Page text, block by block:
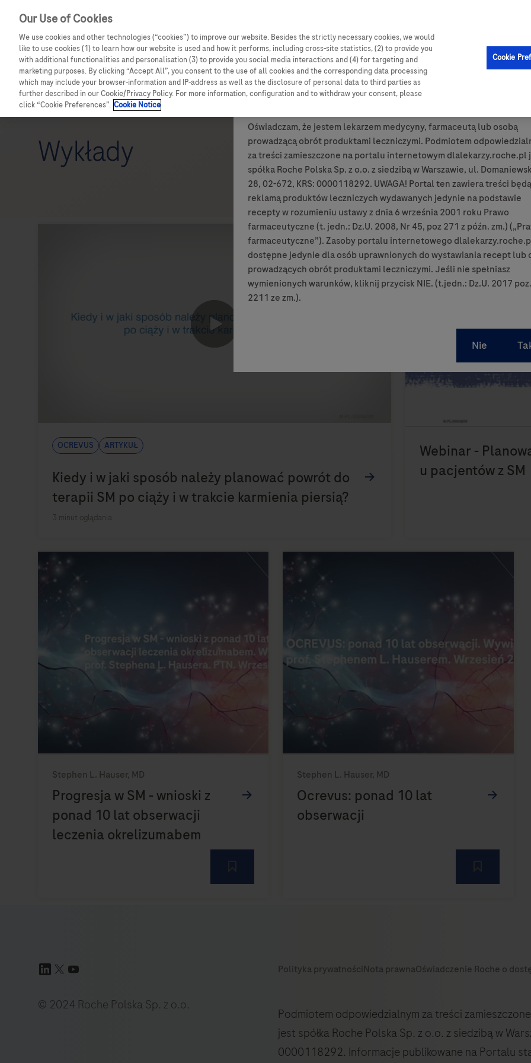
Oświadczam, że jestem lekarzem medycyny, farmaceutą lub osobą
prowadzącą obrót produktami leczniczymi. Podmiotem
za treści zamieszczone na portalu internetowym dlalekarzy.roche.pl
spółka Roche Polska Sp. z o.o. z siedzibą w Warszawie, ul.
28, 02-672, KRS: 0000118292. UWAGA! Portal ten zawiera treści
reklamą produktów leczniczych wydawanych jedynie na podstawie
recepty w rozumieniu ustawy z dnia 6 września 2001 roku Prawo
farmaceutyczne (t. jedn.: Dz.U. 2008, Nr 45, poz 271 z późn. zm.)
farmaceutyczne”). Zasoby portalu internetowego
dostępne jedynie dla osób uprawnionych do wystawiania recept lub
prowadzących obrót produktami leczniczymi. Jeśli nie spełniasz
wymienionych warunków, kliknij przycisk NIE. (t.jedn.: Dz.U. 2017 poz.
2211 ze zm.).
Wykłady
Ocrevus Artykuł
© 2024 Roche Polska Sp. z o.o.
Podmiotem odpowiedzialnym za treści
jest spółka Roche Polska Sp. z o.o. z siedzibą w
0000118292. Informacje publikowane na Portalu
Our Use of Cookies
We use cookies and other technologies (“cookies”) to improve our website. Besides the strictly necessary cookies, we would
like to use cookies (1) to learn how our website is used and how it performs, including cross-site statistics, (2) to provide you
with additional functionalities and personalisation (3) to provide you social media interactions and (4) for targeting and
marketing purposes. By clicking “Accept All”, you consent to the use of all cookies and the corresponding data processing
which may include your browser-information and IP-address as well as the disclosure of personal data to third parties as
further described in our Cookie/Privacy Policy. For more information, configuration and to withdraw your consent, please
click “Cookie Preferences”. Cookie Notice
Cookie